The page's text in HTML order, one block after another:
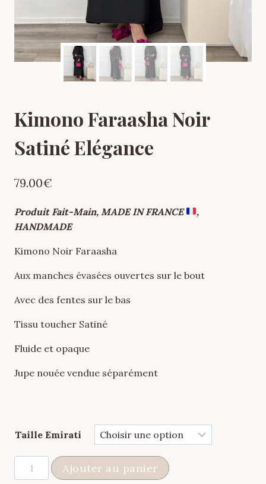
Kimono Faraasha Noir
Satiné Elégance
79.00€
Produit Fait-Main, MADE IN FRANCE
,
HANDMADE
Kimono Noir Faraasha
Aux manches évasées ouvertes sur le bout
Avec des fentes sur le bas
Tissu toucher Satiné
Fluide et opaque
Jupe nouée vendue séparément
Taille Emirati
quantité
de
Ajouter au panier